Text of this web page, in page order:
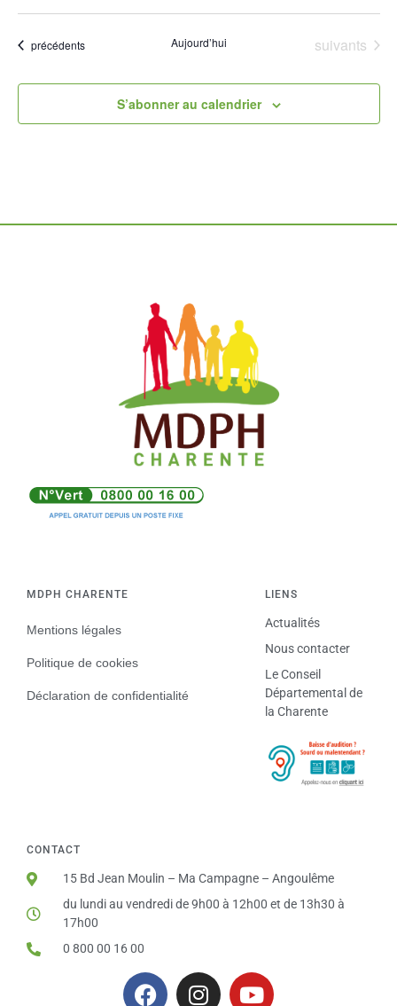
une
Évènements
précédents Aujourd’hui Évènements
suivants
S’abonner au calendrier
MDPH CHARENTE
Mentions légales
Politique de cookies
Déclaration de confidentialité
LIENS
Actualités
Nous contacter
Le Conseil
Départemental de
la Charente
CONTACT
15 Bd Jean Moulin – Ma Campagne – Angoulême
du lundi au vendredi de 9h00 à 12h00 et de 13h30 à
17h00
0 800 00 16 00